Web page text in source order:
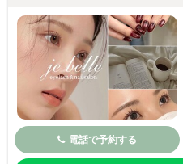
電話で予約する